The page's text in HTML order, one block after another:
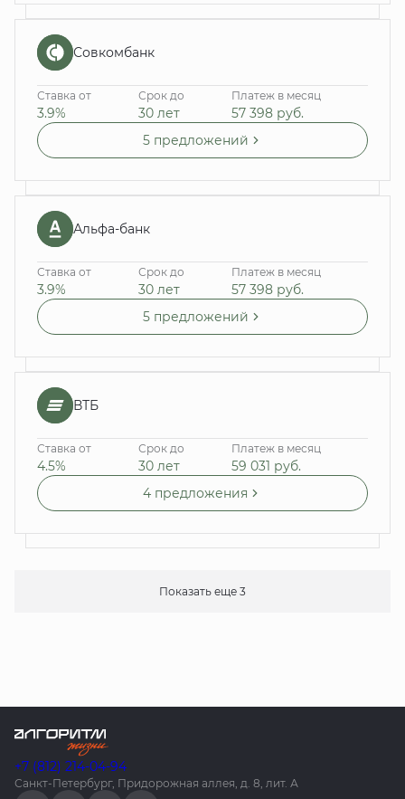
Совкомбанк
Ставка от
3.9%
Срок до
30 лет
Платеж в месяц
57 398 руб.
5 предложений
Альфа-банк
Ставка от
3.9%
Срок до
30 лет
Платеж в месяц
57 398 руб.
5 предложений
ВТБ
Ставка от
4.5%
Срок до
30 лет
Платеж в месяц
59 031 руб.
4 предложения
Показать еще 3
+7 (812) 214-04-94
Санкт-Петербург, Придорожная аллея, д. 8, лит. А